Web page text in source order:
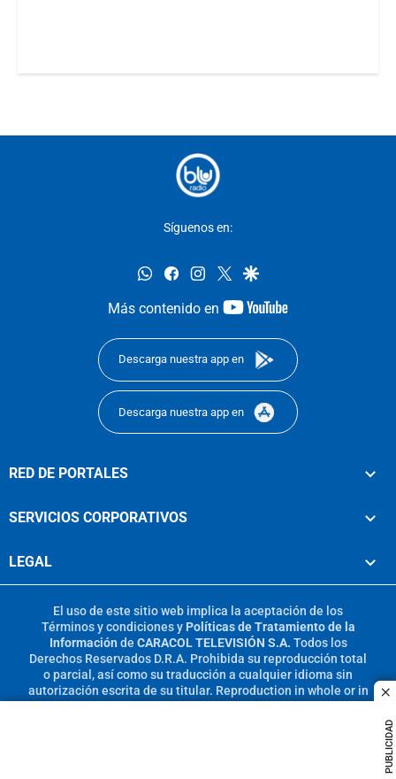
PUBLICIDAD
Síguenos en:
whatsappfacebookinstagram
twittergoogle
Más contenido en
youtube-
Descarga nuestra app en
Descarga nuestra app en
RED DE PORTALES
SERVICIOS CORPORATIVOS
LEGAL
El uso de este sitio web implica la aceptación de los
Términos y condicionesy Políticas de Tratamiento de la
Información de CARACOL TELEVISIÓN S.A. Todos los
Derechos Reservados D.R.A. Prohibida su reproducción total
o parcial, así como su traducción a cualquier idioma sin
autorización escrita de su titular. Reproduction in whole or in